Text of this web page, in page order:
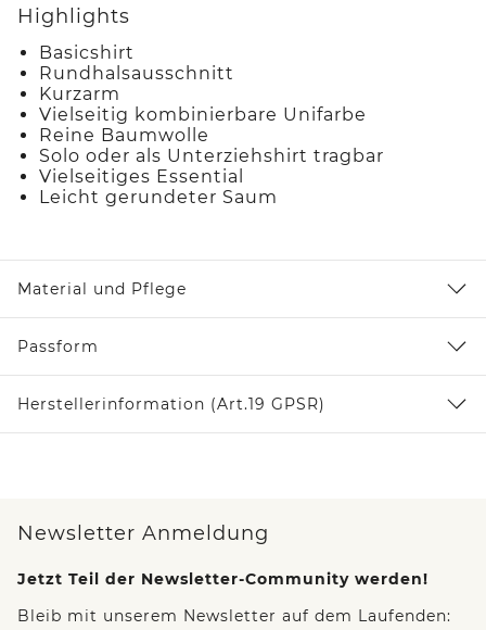
Highlights
Basicshirt
Rundhalsausschnitt
Kurzarm
Vielseitig kombinierbare Unifarbe
Reine Baumwolle
Solo oder als Unterziehshirt tragbar
Vielseitiges Essential
Leicht gerundeter Saum
Material und Pflege
Passform
Herstellerinformation (Art.19 GPSR)
Newsletter Anmeldung
Jetzt Teil der Newsletter-Community werden!
Bleib mit unserem Newsletter auf dem Laufenden: